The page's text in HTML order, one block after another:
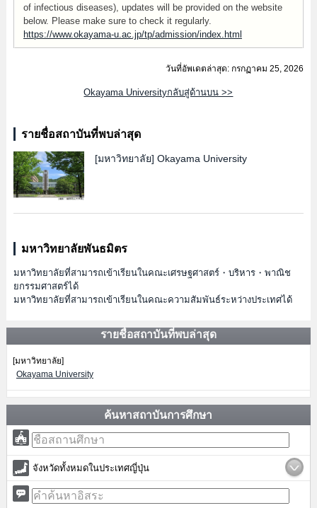
of infectious diseases), updates will be provided on the website
below. Please make sure to check it regularly.
https://www.okayama-u.ac.jp/tp/admission/index.html
วันที่อัพเดตล่าสุด: กรกฏาคม 25, 2026
Okayama Universityกลับสู่ด้านบน >>
รายชื่อสถาบันที่พบล่าสุด
[มหาวิทยาลัย] Okayama University
มหาวิทยาลัยพันธมิตร
มหาวิทยาลัยที่สามารถเข้าเรียนในคณะเศรษฐศาสตร์・บริหาร・พาณิช
ยกรรมศาสตร์ได้
มหาวิทยาลัยที่สามารถเข้าเรียนในคณะความสัมพันธ์ระหว่างประเทศได้
รายชื่อสถาบันที่พบล่าสุด
[มหาวิทยาลัย]
Okayama University
ค้นหาสถาบันการศึกษา
จังหวัดทั้งหมดในประเทศญี่ปุ่น